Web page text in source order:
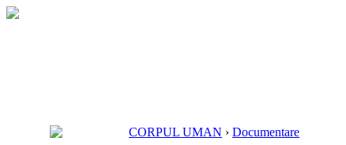
CORPUL UMAN › Documentare